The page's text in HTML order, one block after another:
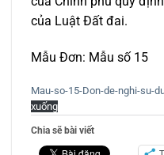
của Luật Đất đai.
Mẫu Đơn: Mẫu số 15
Mau-so-15-Don-de-nghi-su-
xuống
Chia sẽ bài viết